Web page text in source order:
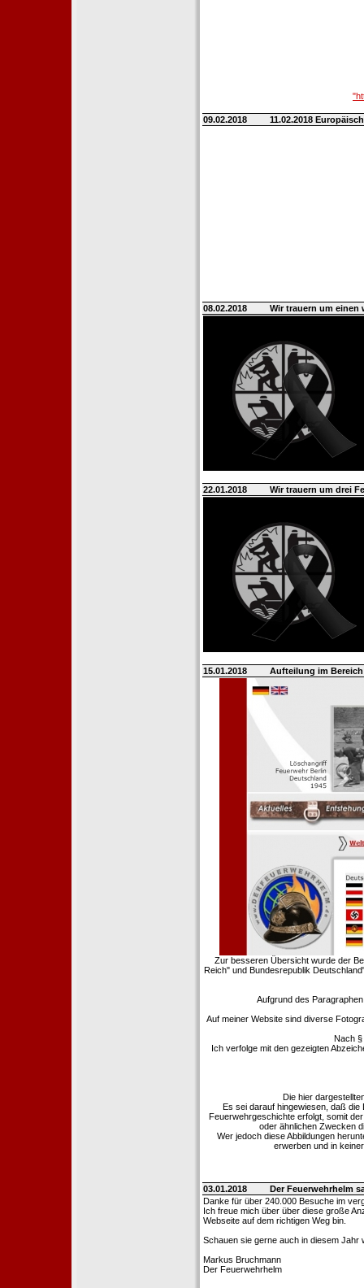
09.02.2018 11.02.2018
08.02.2018 Wir trauern um einen
22.01.2018 Wir trauern um drei
15.01.2018 Aufteilung im
Zur besseren Übersicht wurde der
Reich" und Bundesrepublik
Aufgrund des
Auf meiner Website sind diverse
Nach
Ich verfolge mit den gezeigten
Die hier
Es sei darauf hingewiesen, daß
Feuerwehrgeschichte erfolgt, somit
oder ähnlichen Zwecken
Wer jedoch diese Abbildungen
erwerben und in
03.01.2018
Der Feuerwehrhelm
Danke für über 240.000 Besuche im
Ich freue mich über über diese große
Webseite auf dem richtigen Weg bin.
Schauen sie gerne auch in diesem Jahr
Markus Bruchmann
Der Feuerwehrhelm